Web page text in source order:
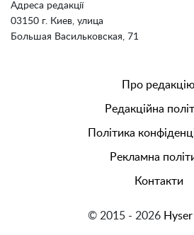
Адреса редакції
03150 г. Киев, улица
Большая Васильковская, 71
Про редакцію
Редакційна
Політика
Рекламна
Контакти
© 2015 - 2026